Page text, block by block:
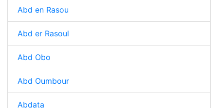
Abd en Rasou
Abd er Rasoul
Abd Obo
Abd Oumbour
Abdata